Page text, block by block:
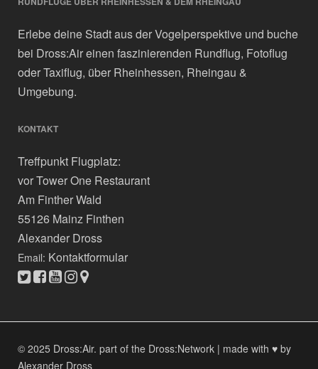
Erlebe deine Stadt aus der Vogelperspektive und buche
bei Dross:Air einen faszinierenden Rundflug, Fotoflug
oder Taxiflug, über Rheinhessen, Rheingau &
Umgebung.
KONTAKT
Treffpunkt Flugplatz:
vor Tower One Restaurant
Am Finther Wald
55126 Mainz Finthen
Alexander Dross
Email: Kontaktformular
© 2025 Dross:Air. part of the Dross:Network | made with ♥ by
Alexander Dross